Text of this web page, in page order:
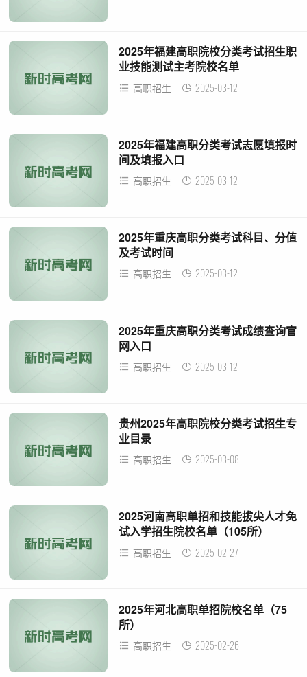
2025年福建高职院校分类考试招生职
业技能测试主考院校名单
高职招生 2025-03-12
2025年福建高职分类考试志愿填报时
间及填报入口
高职招生 2025-03-12
2025年重庆高职分类考试科目、分值
及考试时间
高职招生 2025-03-12
2025年重庆高职分类考试成绩查询官
网入口
高职招生 2025-03-12
贵州2025年高职院校分类考试招生专
业目录
高职招生 2025-03-08
2025河南高职单招和技能拔尖人才免
试入学招生院校名单（105所）
高职招生 2025-02-27
2025年河北高职单招院校名单（75
所）
高职招生 2025-02-26